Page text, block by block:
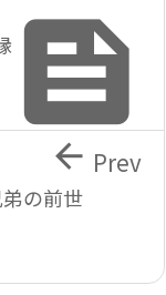

の前世
 Prev